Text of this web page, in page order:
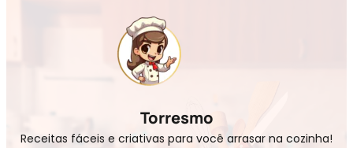
Torresmo
Receitas fáceis e criativas para você arrasar na cozinha!